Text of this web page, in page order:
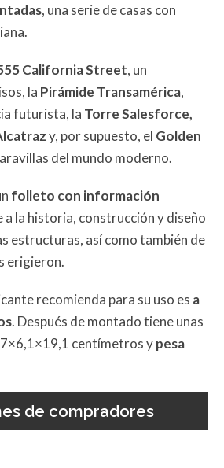
, una serie de casas con
California Street, un
la Pirámide Transamérica,
futurista, la Torre Salesforce,
y, por supuesto, el Golden
del mundo moderno.
folleto con información
la historia, construcción y diseño
estructuras, así como también de
erigieron.
recomienda para su uso es a
. Después de montado tiene unas
centímetros ypesa
de compradores